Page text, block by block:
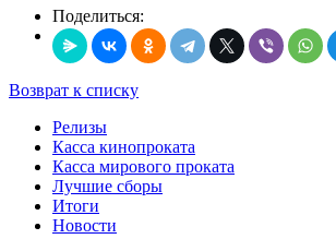
Поделиться:
Возврат к списку
Релизы
Касса кинопроката
Касса мирового проката
Лучшие сборы
Итоги
Новости